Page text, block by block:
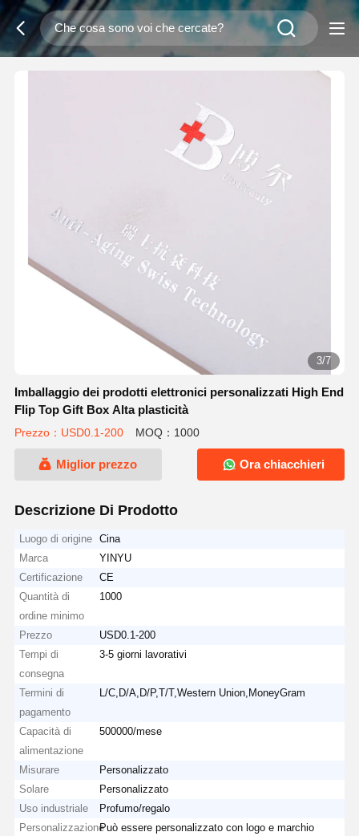
3/7
Imballaggio dei prodotti elettronici personalizzati High End
Flip Top Gift Box Alta plasticità
Prezzo：USD0.1-200 MOQ：1000
Miglior prezzo Ora chiacchieri
Descrizione Di Prodotto
Luogo di origine
Cina
Marca
YINYU
Certificazione
CE
Quantità di
ordine minimo
1000
Prezzo
USD0.1-200
Tempi di
consegna
3-5 giorni lavorativi
Termini di
pagamento
L/C,D/A,D/P,T/T,Western Union,MoneyGram
Capacità di
alimentazione
500000/mese
Misurare
Personalizzato
Solare
Personalizzato
Uso industriale
Profumo/regalo
PersonalizzazionePuò essere personalizzato con logo e marchio